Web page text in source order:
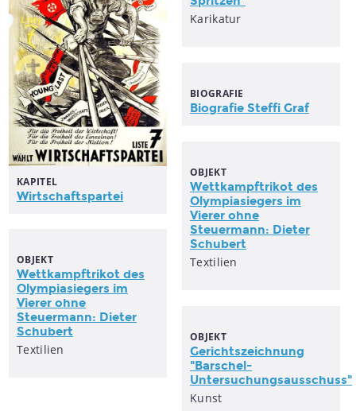
Karikatur
KAPITEL
Wirtschaftspartei
BIOGRAFIE
Biografie Steffi Graf
OBJEKT
Wettkampftrikot des
Olympiasiegers im
Vierer ohne
Steuermann: Dieter
Schubert
Textilien
OBJEKT
Wettkampftrikot des
Olympiasiegers im
Vierer ohne
Steuermann: Dieter
Schubert
Textilien
OBJEKT
Gerichtszeichnung
"Barschel-
Untersuchungsausschuss"
Kunst